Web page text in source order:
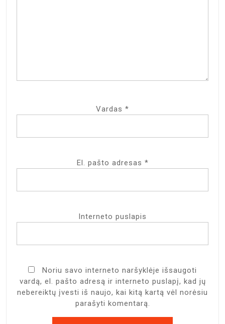
Vardas *
El. pašto adresas *
Interneto puslapis
Noriu savo interneto naršyklėje išsaugoti
vardą, el. pašto adresą ir interneto puslapį, kad jų
nebereiktų įvesti iš naujo, kai kitą kartą vėl norėsiu
parašyti komentarą.